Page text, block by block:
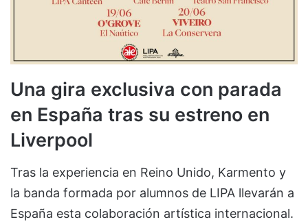
Una gira exclusiva con parada
en España tras su estreno en
Liverpool
Tras la experiencia en Reino Unido, Karmento y
la banda formada por alumnos de LIPA llevarán a
España esta colaboración artística internacional.